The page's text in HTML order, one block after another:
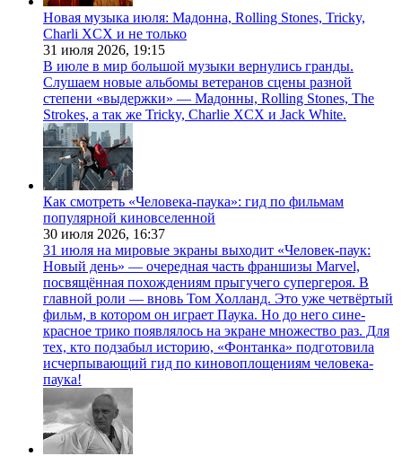
Новая музыка июля: Мадонна, Rolling Stones, Tricky,
Charli XCX и не только
31 июля 2026, 19:15
В июле в мир большой музыки вернулись гранды.
Слушаем новые альбомы ветеранов сцены разной
степени «выдержки» — Мадонны, Rolling Stones, The
Strokes, а так же Tricky, Charlie XCX и Jack White.
Как смотреть «Человека-паука»: гид по фильмам
популярной киновселенной
30 июля 2026, 16:37
31 июля на мировые экраны выходит «Человек-паук:
Новый день» — очередная часть франшизы Marvel,
посвящённая похождениям прыгучего супергероя. В
главной роли — вновь Том Холланд. Это уже четвёртый
фильм, в котором он играет Паука. Но до него сине-
красное трико появлялось на экране множество раз. Для
тех, кто подзабыл историю, «Фонтанка» подготовила
исчерпывающий гид по киновоплощениям человека-
паука!